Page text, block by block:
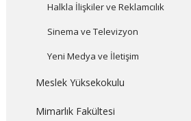
Halkla İlişkiler ve Reklamcılık
Sinema ve Televizyon
Yeni Medya ve İletişim
Meslek Yüksekokulu
Mimarlık Fakültesi